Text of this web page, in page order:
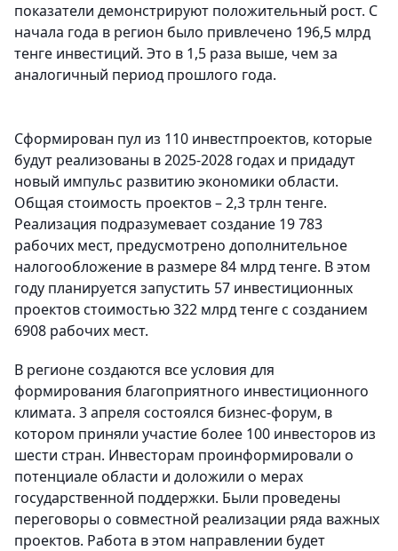
показатели демонстрируют положительный рост. С
начала года в регион было привлечено 196,5 млрд
тенге инвестиций. Это в 1,5 раза выше, чем за
аналогичный период прошлого года.
Сформирован пул из 110 инвестпроектов, которые
будут реализованы в 2025-2028 годах и придадут
новый импульс развитию экономики области.
Общая стоимость проектов – 2,3 трлн тенге.
Реализация подразумевает создание 19 783
рабочих мест, предусмотрено дополнительное
налогообложение в размере 84 млрд тенге. В этом
году планируется запустить 57 инвестиционных
проектов стоимостью 322 млрд тенге с созданием
6908 рабочих мест.
В регионе создаются все условия для
формирования благоприятного инвестиционного
климата. 3 апреля состоялся бизнес-форум, в
котором приняли участие более 100 инвесторов из
шести стран. Инвесторам проинформировали о
потенциале области и доложили о мерах
государственной поддержки. Были проведены
переговоры о совместной реализации ряда важных
проектов. Работа в этом направлении будет